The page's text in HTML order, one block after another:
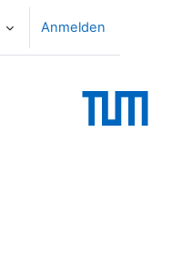
Anmelden